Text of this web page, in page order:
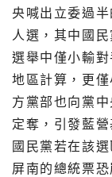
央喊出立委過
人選，其中國
選舉中僅小輸
地區計算，更
方黨部也向黨
定奪，引發藍
國民黨若在該
屏南的總統票恐